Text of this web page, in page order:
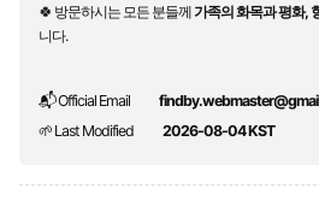
🍀 방문하시는 모든 분들께가족의 화목과 평화,
니다.
📬 Official Email
🌱 Last Modified
2026-08-04 KST